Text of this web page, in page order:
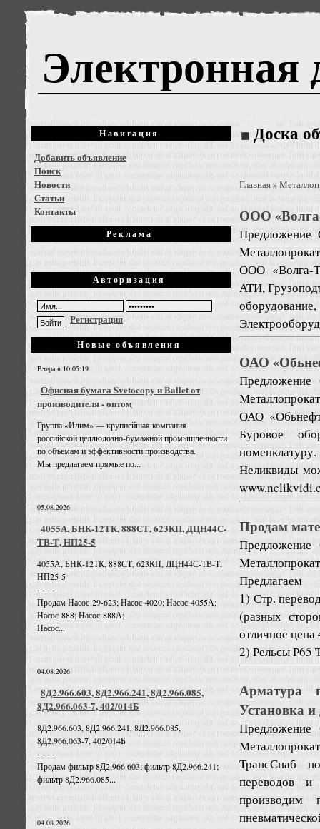
Электронная
Навигация
Добавить объявление
Поиск
Новости
Статьи
Контакты
Реклама
Авторизация
Регистрация
Новые объявления
Вчера в 10:05:19
Офисная бумага Svetocopy и Ballet от
производителя - оптом
Группа «Илим» — крупнейшая компания
российской целлюлозно-бумажной промышленности
по объемам и эффективности производства.
Мы предлагаем прямые по...
05.08.2026
4055А, БНК-12ТК, 888СТ, 623КП, ДЦН44С-
ТВ-Т, НП25-5
4055А, БНК-12ТК, 888СТ, 623КП, ДЦН44С-ТВ-Т,
НП25-5
- - - -
Продам Насос 29-623; Насос 4020; Насос 4055А;
Насос 888; Насос 888А;
Насос...
04.08.2026
8Д2.966.603, 8Д2.966.241, 8Д2.966.085,
8Д2.966.063-7, 402/014Б
8Д2.966.603, 8Д2.966.241, 8Д2.966.085,
8Д2.966.063-7, 402/014Б
- - - -
Продам фильтр 8Д2.966.603; фильтр 8Д2.966.241;
фильтр 8Д2.966.085...
04.08.2026
Доска
Главная»
ООО
Предложение
ООО «Волга-
АТИ,
ОАО
Предложение
ОАО
Буровое
номенклатуру.
Неликвиды
Продам
Предложение
Предлагаем
1) Стр.
(разных
отличное цена
2) Рельсы Р65
Арматура
Установка и
Предложение
ТрансСнаб
переводов и
производим